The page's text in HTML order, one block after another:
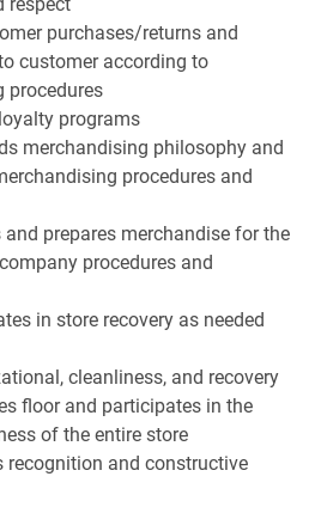
purchases/returns and
customer according to
procedures
programs
merchandising philosophy and
procedures and
prepares merchandise for the
procedures and
in store recovery as needed
cleanliness, and recovery
floor and participates in the
of the entire store
recognition and constructive